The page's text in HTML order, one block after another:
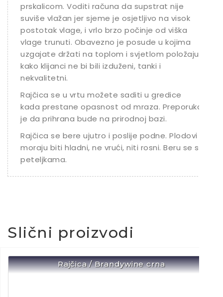
prskalicom. Voditi računa da supstrat nije
suviše vlažan jer sjeme je osjetljivo na visok
postotak vlage, i vrlo brzo počinje od viška
vlage trunuti. Obavezno je posude u kojima
uzgajate držati na toplom i svjetlom položaju
kako klijanci ne bi bili izduženi, tanki i
nekvalitetni.
Rajčica se u vrtu možete saditi u gredice
kada prestane opasnost od mraza. Preporuka
je da prihrana bude na prirodnoj bazi.
Rajčica se bere ujutro i poslije podne. Plodovi
moraju biti hladni, ne vrući, niti rosni. Beru se s
peteljkama.
Slični proizvodi
Rajčica / Brandywine crna